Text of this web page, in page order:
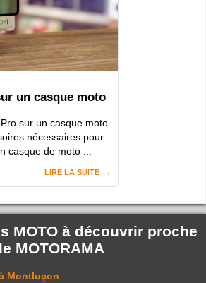
un casque moto
sur un casque moto
nécessaires pour
casque de moto ...
LIRE LA SUITE
MOTO à découvrir proche
MOTORAMA
Montluçon